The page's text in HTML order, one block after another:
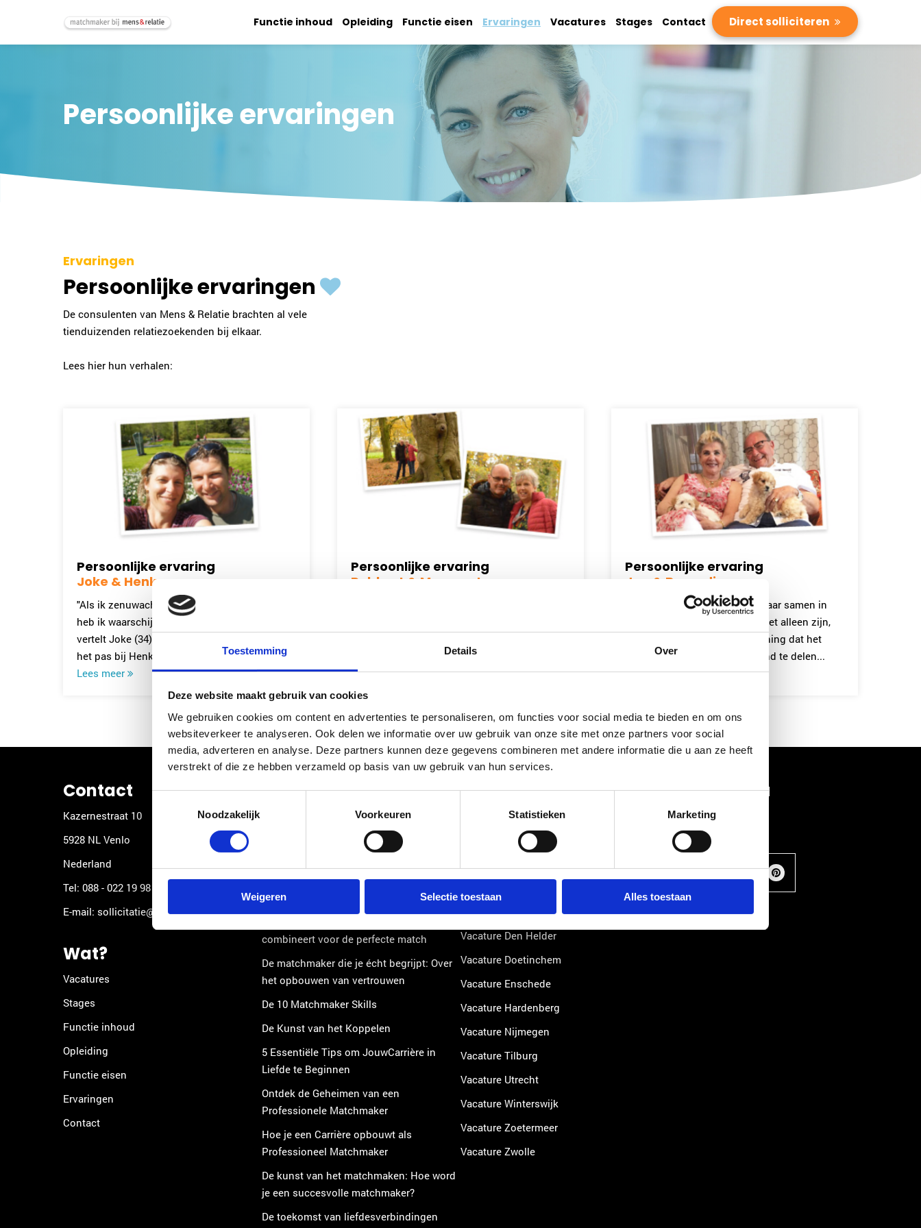
Toestemming Details Over
Deze website maakt gebruik van cookies
We gebruiken cookies om content en advertenties te personaliseren, om functies voor social media te bieden en om ons
websiteverkeer te analyseren. Ook delen we informatie over uw gebruik van onze site met onze partners voor social
media, adverteren en analyse. Deze partners kunnen deze gegevens combineren met andere informatie die u aan ze heeft
verstrekt of die ze hebben verzameld op basis van uw gebruik van hun services.
Noodzakelijk
Voorkeuren Statistieken Marketing
Weigeren Selectie toestaan Alles toestaan
Functie inhoud Opleiding Functie eisen Ervaringen Vacatures Stages Contact Direct solliciteren
Persoonlijke ervaringen
Ervaringen
Persoonlijke ervaringen
De consulenten van Mens & Relatie brachten al vele
tienduizenden relatiezoekenden bij elkaar.
Lees hier hun verhalen:
Persoonlijke ervaring
Joke & Henk
"Als ik zenuwachtig word van een man, dan
heb ik waarschijnlijk een goeie aan de haak,"
vertelt Joke (34). Na verschillende dates was
het pas bij Henk (32)...
Lees meer
Persoonlijke ervaring
Robbert & Margreet
Lees meer
Persoonlijke ervaring
Jan & Berendina
"Wij wonen sinds juni van dit jaar samen in
Friesland. We wilden beiden niet alleen zijn,
want we waren allebei van mening dat het
leven te kort is om met niemand te delen...
Lees meer
Contact
Kazernestraat 10
5928 NL Venlo
Nederland
Tel: 088 - 022 19 98
E-mail: sollicitatie@consulentworden.nl
Wat?
Vacatures
Stages
Functie inhoud
Opleiding
Functie eisen
Ervaringen
Contact
Pagina's
‘perfect’: het perspectief van een
matchmaker op liefde die blijft
combineert voor de perfecte match
De matchmaker die je écht begrijpt: Over
het opbouwen van vertrouwen
De 10 Matchmaker Skills
De Kunst van het Koppelen
5 Essentiële Tips om JouwCarrière in
Liefde te Beginnen
Ontdek de Geheimen van een
Professionele Matchmaker
Hoe je een Carrière opbouwt als
Professioneel Matchmaker
De kunst van het matchmaken: Hoe word
je een succesvolle matchmaker?
De toekomst van liefdesverbindingen
Vacatures
Vacature Almere
Vacature Bergen op Zoom
Vacature Den Helder
Vacature Doetinchem
Vacature Enschede
Vacature Hardenberg
Vacature Nijmegen
Vacature Tilburg
Vacature Utrecht
Vacature Winterswijk
Vacature Zoetermeer
Vacature Zwolle
Social media